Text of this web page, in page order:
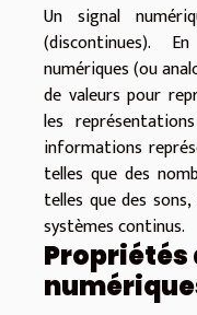
Un signal
(discontinues).
numériques (ou
de valeurs pour
les
informations
telles que des
telles que des
systèmes continus.
Propriétés